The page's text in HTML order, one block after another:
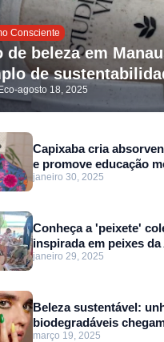
Consciente
de beleza em
de
-agosto 18, 2025
Capixaba cria
e promove educação
janeiro 30, 2025
Conheça a 'peixete'
inspirada em peixes
janeiro 29, 2025
Beleza sustentável:
biodegradáveis
março 19, 2025